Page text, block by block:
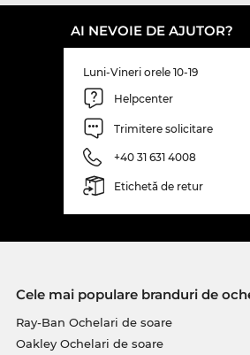
AI NEVOIE DE AJUTOR?
Luni-Vineri orele 10-19
Helpcenter
Trimitere solicitare
+40 31 631 4008
Etichetă de retur
Cele mai populare branduri de
Ray-Ban Ochelari de soare
Oakley Ochelari de soare